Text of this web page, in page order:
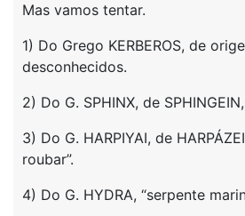
Mas vamos tentar.
1) Do Grego KERBEROS, de
desconhecidos.
2) Do G. SPHINX, de
3) Do G. HARPIYAI, de
roubar”.
4) Do G. HYDRA, “serpente